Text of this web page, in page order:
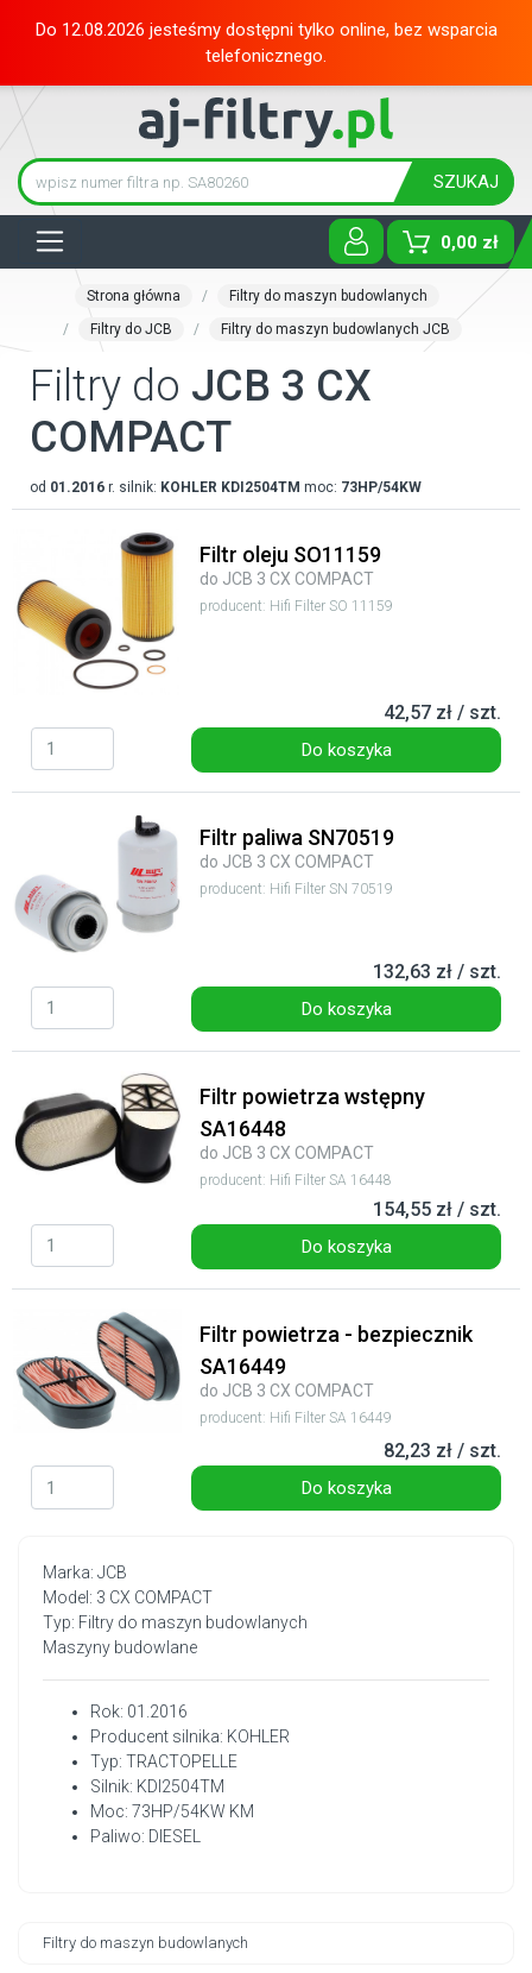
Do 12.08.2026 jesteśmy dostępni tylko online, bez wsparcia
telefonicznego.
SZUKAJ
0,00 zł
Strona główna
Filtry do maszyn budowlanych
Filtry do JCB
Filtry do maszyn budowlanych JCB
Marka: JCB
Model: 3 CX COMPACT
Typ: Filtry do maszyn budowlanych
Maszyny budowlane
Rok: 01.2016
Producent silnika: KOHLER
Typ: TRACTOPELLE
Silnik: KDI2504TM
Moc: 73HP/54KW KM
Paliwo: DIESEL
Filtry do maszyn budowlanych
Filtry do JCB 3 CX
COMPACT
od 01.2016 r. silnik: KOHLER KDI2504TM moc: 73HP/54KW
Filtr oleju SO11159
do JCB 3 CX COMPACT
producent: Hifi Filter SO 11159
42,57 zł / szt.
Do koszyka
Filtr paliwa SN70519
do JCB 3 CX COMPACT
producent: Hifi Filter SN 70519
132,63 zł / szt.
Do koszyka
Filtr powietrza wstępny
SA16448
do JCB 3 CX COMPACT
producent: Hifi Filter SA 16448
154,55 zł / szt.
Do koszyka
Filtr powietrza - bezpiecznik
SA16449
do JCB 3 CX COMPACT
producent: Hifi Filter SA 16449
82,23 zł / szt.
Do koszyka